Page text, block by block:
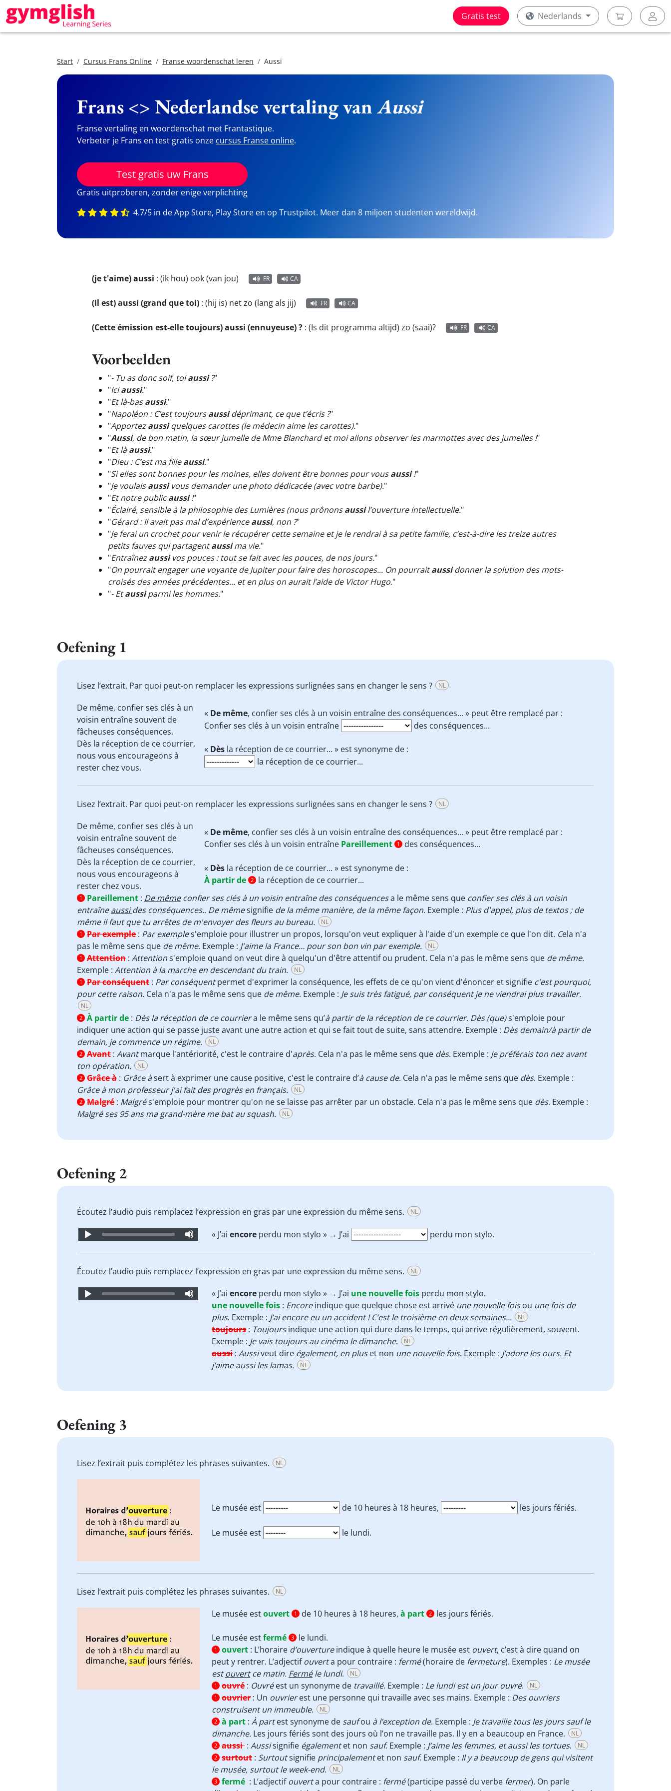
Gratis test Nederlands
Start Cursus Frans Online Franse woordenschat leren Aussi
Frans <> Nederlandse vertaling vanAussi
Franse vertaling en woordenschat met Frantastique.
Verbeter je Frans en test gratis onze cursus Franse online.
Test gratis uw Frans
Gratis uitproberen, zonder enige verplichting
4.7/5 in de App Store, Play Store en op Trustpilot. Meer dan 8 miljoen studenten wereldwijd.
(je t'aime) aussi : (ik hou) ook (van jou) FR CA
(il est) aussi (grand que toi) : (hij is) net zo (lang als jij) FR CA
(Cette émission est-elle toujours) aussi (ennuyeuse) ? : (Is dit programma altijd) zo (saai)? FR CA
Voorbeelden
"- Tu as donc soif, toiaussi?"
"Iciaussi."
"Et là-basaussi."
"Napoléon : C’est toujoursaussidéprimant, ce que t’écris ?"
"Apportezaussiquelques carottes (le médecin aime les carottes)."
"Aussi, de bon matin, la sœur jumelle de Mme Blanchard et moi allons observer les marmottes avec des jumelles !"
"Et làaussi."
"Dieu : C’est ma filleaussi."
"Si elles sont bonnes pour les moines, elles doivent être bonnes pour vousaussi!"
"Je voulaisaussivous demander une photo dédicacée (avec votre barbe)."
"Et notre publicaussi!"
"Éclairé, sensible à la philosophie des Lumières (nous prônonsaussil’ouverture intellectuelle."
"Gérard : Il avait pas mal d’expérienceaussi, non ?"
"Je ferai un crochet pour venir le récupérer cette semaine et je le rendrai à sa petite famille, c’est-à-dire les treize autres
petits fauves qui partagentaussima vie."
"Entraînezaussivos pouces : tout se fait avec les pouces, de nos jours."
"On pourrait engager une voyante de Jupiter pour faire des horoscopes... On pourraitaussidonner la solution des mots-
croisés des années précédentes... et en plus on aurait l’aide de Victor Hugo."
"- Etaussiparmi les hommes."
Oefening 1
Lisez l’extrait. Par quoi peut-on remplacer les expressions surlignées sans en changer le sens ? NL
De même, confier ses clés à un
voisin entraîne souvent de
fâcheuses conséquences.
« De même, confier ses clés à un voisin entraîne des conséquences... » peut être remplacé par :
Confier ses clés à un voisin entraîne
des conséquences...
Dès la réception de ce courrier,
nous vous encourageons à
rester chez vous.
« Dès la réception de ce courrier... » est synonyme de :
la réception de ce courrier...
Lisez l’extrait. Par quoi peut-on remplacer les expressions surlignées sans en changer le sens ? NL
De même, confier ses clés à un
voisin entraîne souvent de
fâcheuses conséquences.
« De même, confier ses clés à un voisin entraîne des conséquences... » peut être remplacé par :
Confier ses clés à un voisin entraîne Pareillement 1
des conséquences...
Dès la réception de ce courrier,
nous vous encourageons à
rester chez vous.
« Dès la réception de ce courrier... » est synonyme de :
À partir de 2 la réception de ce courrier...
1 Pareillement : De mêmeconfier ses clés à un voisin entraîne des conséquencesa le même sens que confier ses clés à un voisin
entraîneaussides conséquences.. De mêmesignifie de la même manière, de la même façon. Exemple : Plus d'appel, plus de textos ; de
même il faut que tu arrêtes de m'envoyer des fleurs au bureau.
NL
1 Par exemple : Par exemples'emploie pour illustrer un propos, lorsqu'on veut expliquer à l'aide d'un exemple ce que l'on dit. Cela n'a
pas le même sens que de même. Exemple : J'aime la France… pour son bon vin par exemple. NL
1 Attention : Attentions'emploie quand on veut dire à quelqu'un d'être attentif ou prudent. Cela n'a pas le même sens que de même.
Exemple : Attention à la marche en descendant du train. NL
1 Par conséquent : Par conséquentpermet d'exprimer la conséquence, les effets de ce qu'on vient d'énoncer et signifie c'est pourquoi,
pour cette raison. Cela n'a pas le même sens que de même. Exemple : Je suis très fatigué, par conséquent je ne viendrai plus travailler.
NL
2 À partir de : Dès la réception de ce courriera le même sens qu’à partir de la réception de ce courrier. Dès (que)s'emploie pour
indiquer une action qui se passe juste avant une autre action et qui se fait tout de suite, sans attendre. Exemple : Dès demain/à partir de
demain, je commence un régime.
NL
2 Avant : Avantmarque l'antériorité, c'est le contraire d'après. Cela n'a pas le même sens que dès. Exemple : Je préférais ton nez avant
ton opération.
NL
2 Grâce à : Grâce àsert à exprimer une cause positive, c'est le contraire d’à cause de. Cela n'a pas le même sens que dès. Exemple :
Grâce à mon professeur j'ai fait des progrès en français.
NL
2 Malgré : Malgrés'emploie pour montrer qu'on ne se laisse pas arrêter par un obstacle. Cela n'a pas le même sens que dès. Exemple :
Malgré ses 95 ans ma grand-mère me bat au squash.
NL
Oefening 2
Écoutez l’audio puis remplacez l’expression en gras par une expression du même sens. NL
Audio
« J’ai encore perdu mon stylo » → J’ai perdu mon stylo.
Écoutez l’audio puis remplacez l’expression en gras par une expression du même sens. NL
Audio
« J’ai encore perdu mon stylo » → J’ai une nouvelle fois perdu mon stylo.
une nouvelle fois : Encoreindique que quelque chose est arrivé une nouvelle foisou une fois de
plus. Exemple : J’aiencoreeu un accident ! C’est le troisième en deux semaines... NL
toujours : Toujoursindique une action qui dure dans le temps, qui arrive régulièrement, souvent.
Exemple : Je vais toujoursau cinéma le dimanche. NL
aussi : Aussiveut dire également, en pluset non une nouvelle fois. Exemple : J’adore les ours. Et
j’aimeaussiles lamas. NL
Oefening 3
Lisez l’extrait puis complétez les phrases suivantes. NL
Le musée est de 10 heures à 18 heures, les jours fériés.
Le musée est le lundi.
Lisez l’extrait puis complétez les phrases suivantes. NL
Le musée estouvert 1 de 10 heures à 18 heures, à part 2 les jours fériés.
Le musée estfermé 3 le lundi.
1 ouvert : L’horaire d’ouvertureindique à quelle heure le musée est ouvert, c’est à dire quand on
peut y rentrer. L’adjectifouverta pour contraire : fermé(horaire de fermeture). Exemples : Le musée
estouvertce matin. Ferméle lundi. NL
1 ouvré : Ouvréest un synonyme de travaillé. Exemple : Le lundi est un jour ouvré. NL
1 ouvrier : Un ouvrierest une personne qui travaille avec ses mains. Exemple : Des ouvriers
construisent un immeuble. NL
2 à part : À partest synonyme de saufou à l’exception de. Exemple : Je travaille tous les jours sauf le
dimanche. Les jours fériés sont des jours où l’on ne travaille pas. Il y en a beaucoup en France. NL
2 aussi : Aussisignifie égalementet non sauf. Exemple : J’aime les femmes, et aussi les tortues. NL
2 surtout : Surtoutsignifie principalementet non sauf. Exemple : Il y a beaucoup de gens qui visitent
le musée, surtout le week-end. NL
3 fermé : L’adjectifouverta pour contraire : fermé(participe passé du verbe fermer). On parle